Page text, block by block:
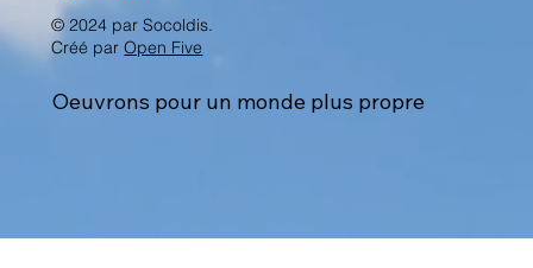
© 2024 par Socoldis.
Créé parOpen Five
Oeuvrons pour un monde plus propre